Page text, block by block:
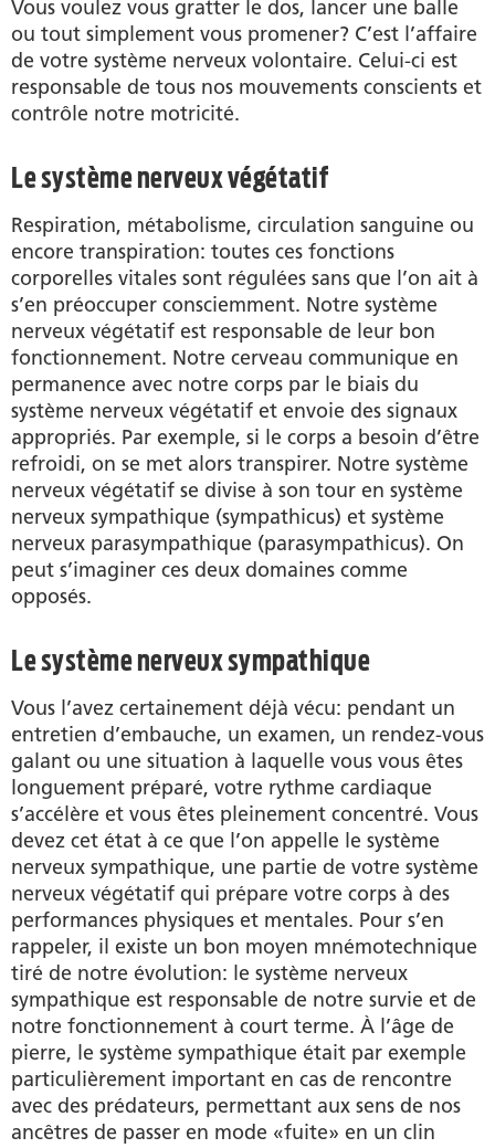
Vous voulez vous gratter le dos, lancer une balle
ou tout simplement vous promener? C’est l’affaire
de votre système nerveux volontaire. Celui-ci est
responsable de tous nos mouvements conscients et
contrôle notre motricité.
Le système nerveux végétatif
Respiration, métabolisme, circulation sanguine ou
encore transpiration: toutes ces fonctions
corporelles vitales sont régulées sans que l’on ait à
s’en préoccuper consciemment. Notre système
nerveux végétatif est responsable de leur bon
fonctionnement. Notre cerveau communique en
permanence avec notre corps par le biais du
système nerveux végétatif et envoie des signaux
appropriés. Par exemple, si le corps a besoin d’être
refroidi, on se met alors transpirer. Notre système
nerveux végétatif se divise à son tour en système
nerveux sympathique (sympathicus) et système
nerveux parasympathique (parasympathicus). On
peut s’imaginer ces deux domaines comme
opposés.
Le système nerveux sympathique
Vous l’avez certainement déjà vécu: pendant un
entretien d’embauche, un examen, un rendez-vous
galant ou une situation à laquelle vous vous êtes
longuement préparé, votre rythme cardiaque
s’accélère et vous êtes pleinement concentré. Vous
devez cet état à ce que l’on appelle le système
nerveux sympathique, une partie de votre système
nerveux végétatif qui prépare votre corps à des
performances physiques et mentales. Pour s’en
rappeler, il existe un bon moyen mnémotechnique
tiré de notre évolution: le système nerveux
sympathique est responsable de notre survie et de
notre fonctionnement à court terme. À l’âge de
pierre, le système sympathique était par exemple
particulièrement important en cas de rencontre
avec des prédateurs, permettant aux sens de nos
ancêtres de passer en mode «fuite» en un clin